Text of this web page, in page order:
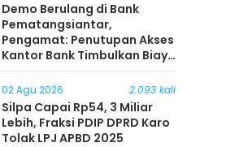
Demo Berulang di Bank
Pematangsiantar,
Pengamat: Penutupan Akses
Kantor Bank Timbulkan Biaya
Ekonomi bagi Masyarakat
02 Agu 2026 2.093 kali
Silpa Capai Rp54, 3 Miliar
Lebih, Fraksi PDIP DPRD Karo
Tolak LPJ APBD 2025